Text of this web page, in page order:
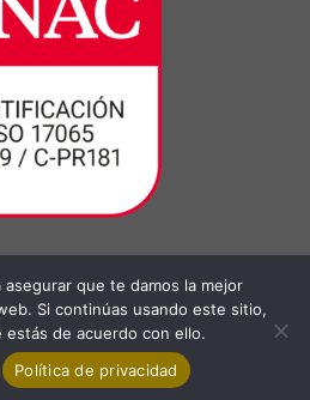
asegurar que te damos la mejor
Si continúas usando este sitio,
estás de acuerdo con ello.
Política de privacidad